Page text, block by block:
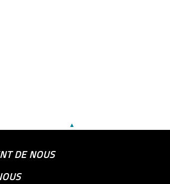
▲
DE NOUS